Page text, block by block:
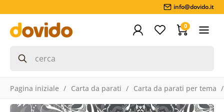
info@dovido.it
0
Pagina iniziale Carta da parati Carta da parati per tema